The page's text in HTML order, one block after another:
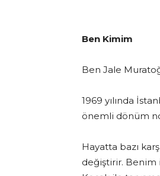
Ben Kimim
Ben Jale
1969 yılında
önemli dönüm
Hayatta bazı
değiştirir. Benim